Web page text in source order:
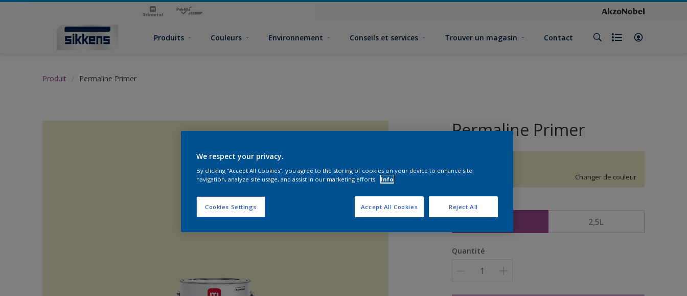
Produits Couleurs Environnement Conseils et services Trouver un magasin Contact
Produit Permaline Primer
Permaline Primer
Changer de couleur
Format
2,5L
Quantité
We respect your privacy.
By clicking “Accept All Cookies”, you agree to the storing of cookies on your device to enhance site
navigation, analyze site usage, and assist in our marketing efforts.
Info
Cookies Settings Reject All
Accept All Cookies